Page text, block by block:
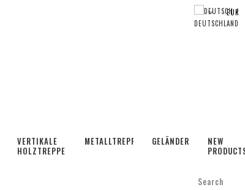
VERTIKALE
HOLZTREPPE
METALLTREPPEN GELÄNDER
NEW